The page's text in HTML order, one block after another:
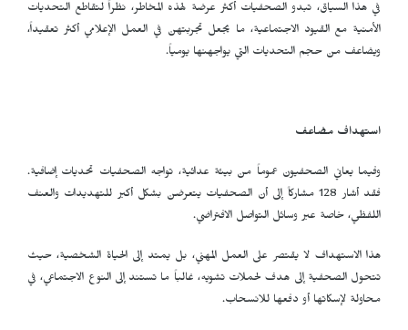
في هذا السياق، تبدو الصحفيات أكثر عرضة لهذه المخاطر، نظراً لتقاطع التحديات
الأمنية مع القيود الاجتماعية، ما يجعل تجربتهن في العمل الإعلامي أكثر تعقيداً،
ويضاعف من حجم التحديات التي يواجهنها يومياً.
استهداف مضاعف
وفيما يعاني الصحفيون عموماً من بيئة عدائية، تواجه الصحفيات تحديات إضافية.
فقد أشار 128 مشاركاً إلى أن الصحفيات يتعرضن بشكل أكبر للتهديدات والعنف
اللفظي، خاصة عبر وسائل التواصل الافتراضي.
هذا الاستهداف لا يقتصر على العمل المهني، بل يمتد إلى الحياة الشخصية، حيث
تتحول الصحفية إلى هدف لحملات تشويه، غالباً ما تستند إلى النوع الاجتماعي، في
محاولة لإسكاتها أو دفعها للانسحاب.